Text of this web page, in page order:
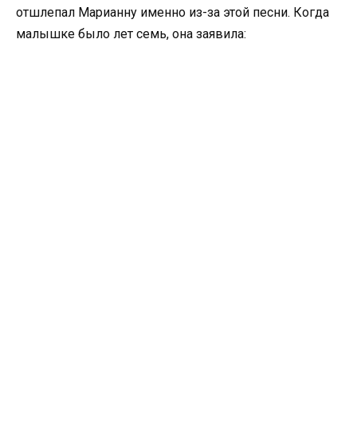
отшлепал Марианну именно из-за этой песни. Когда
малышке было лет семь, она заявила: